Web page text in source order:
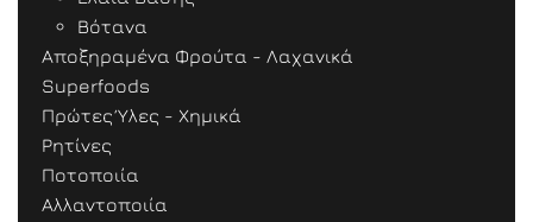
Βότανα
Αποξηραμένα Φρούτα - Λαχανικά
Superfoods
Πρώτες Ύλες - Χημικά
Ρητίνες
Ποτοποιία
Αλλαντοποιία